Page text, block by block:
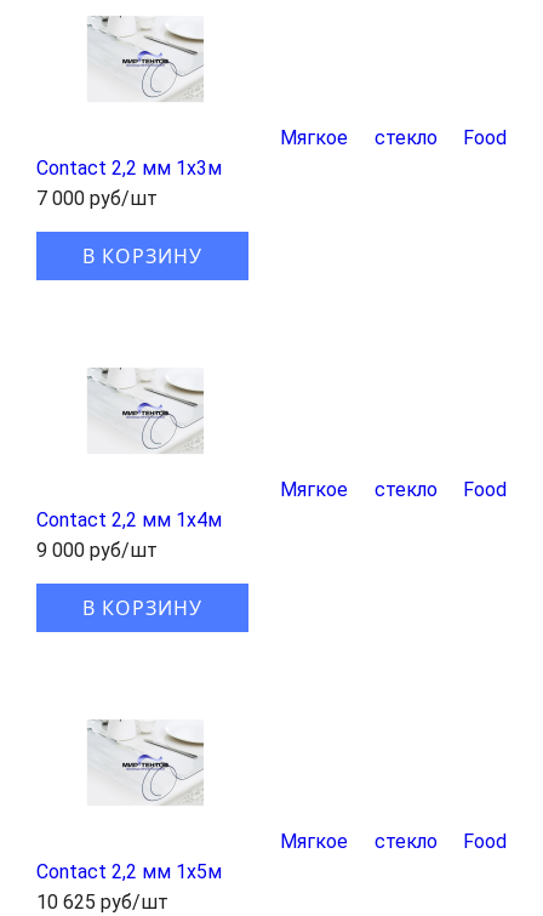
Мягкое стекло Food
Contact 2,2 мм 1x3м
7 000 руб/шт
В КОРЗИНУ
Мягкое стекло Food
Contact 2,2 мм 1x4м
9 000 руб/шт
В КОРЗИНУ
Мягкое стекло Food
Contact 2,2 мм 1x5м
10 625 руб/шт